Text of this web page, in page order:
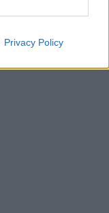
Privacy Policy